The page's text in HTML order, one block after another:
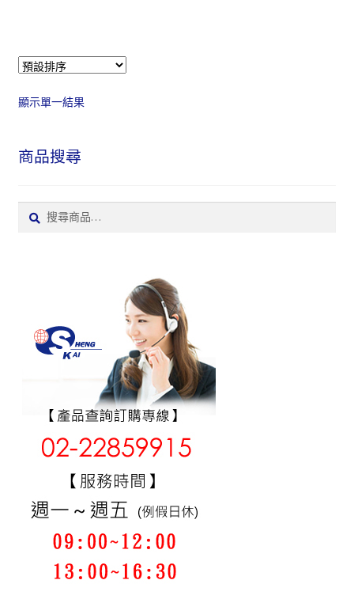
顯示單一結果
商品搜尋